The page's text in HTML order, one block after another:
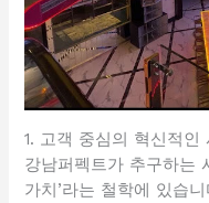
1. 고객 중심의 혁신적인
강남퍼펙트가 추구하는
가치’라는 철학에 있습